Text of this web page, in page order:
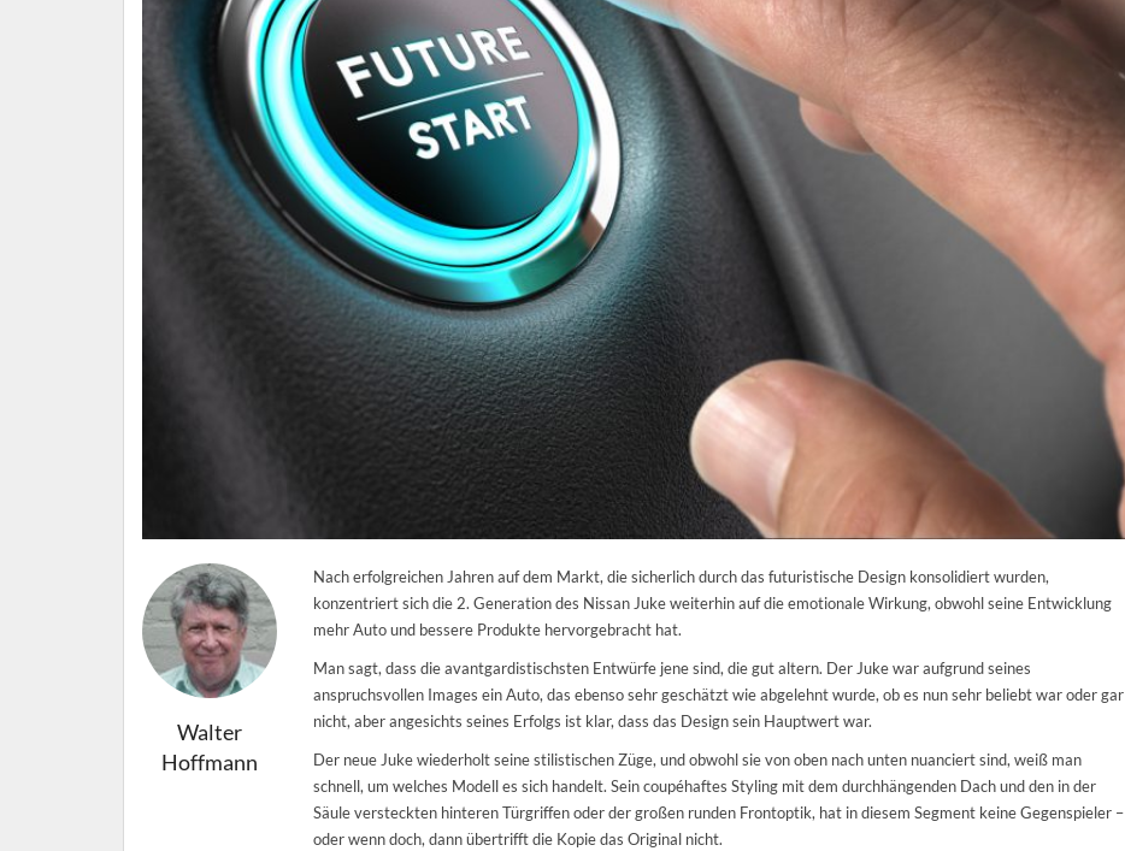
Walter
Hoffmann
Nach erfolgreichen Jahren auf dem Markt, die sicherlich durch das futuristische Design konsolidiert wurden,
konzentriert sich die 2. Generation des Nissan Juke weiterhin auf die emotionale Wirkung, obwohl seine Entwicklung
mehr Auto und bessere Produkte hervorgebracht hat.
Man sagt, dass die avantgardistischsten Entwürfe jene sind, die gut altern. Der Juke war aufgrund seines
anspruchsvollen Images ein Auto, das ebenso sehr geschätzt wie abgelehnt wurde, ob es nun sehr beliebt war oder gar
nicht, aber angesichts seines Erfolgs ist klar, dass das Design sein Hauptwert war.
Der neue Juke wiederholt seine stilistischen Züge, und obwohl sie von oben nach unten nuanciert sind, weiß man
schnell, um welches Modell es sich handelt. Sein coupéhaftes Styling mit dem durchhängenden Dach und den in der
Säule versteckten hinteren Türgriffen oder der großen runden Frontoptik, hat in diesem Segment keine Gegenspieler –
oder wenn doch, dann übertrifft die Kopie das Original nicht.